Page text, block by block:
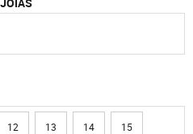
12 13 14 15